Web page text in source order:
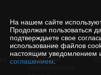
На нашем сайте
Продолжая пользоваться
подтверждаете свое
использование файлов
настоящим уведомлением
соглашением
Политика
защиты и
обработки